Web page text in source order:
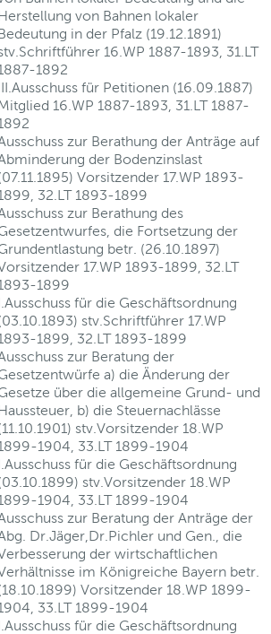
von Bahnen lokaler
in der Pfalz (19.12.1891)
16.WP 1887-1893, 31.LT
1892
für Petitionen (16.09.1887)
16.WP 1887-1893, 31.LT 1887-
zur Berathung der Anträge auf
der Bodenzinslast
Vorsitzender 17.WP 1893-
32.LT 1893-1899
zur Berathung des
die Fortsetzung der
betr. (26.10.1897)
17.WP 1893-1899, 32.LT
1899
für die Geschäftsordnung
stv.Schriftführer 17.WP
1899, 32.LT 1893-1899
zur Beratung der
a) die Änderung der
über die allgemeine Grund- und
b) die Steuernachlässe
stv.Vorsitzender 18.WP
1904, 33.LT 1899-1904
für die Geschäftsordnung
stv.Vorsitzender 18.WP
1904, 33.LT 1899-1904
zur Beratung der Anträge der
Dr.Jäger,Dr.Pichler und Gen., die
der wirtschaftlichen
im Königreiche Bayern betr.
Vorsitzender 18.WP 1899-
33.LT 1899-1904
für die Geschäftsordnung